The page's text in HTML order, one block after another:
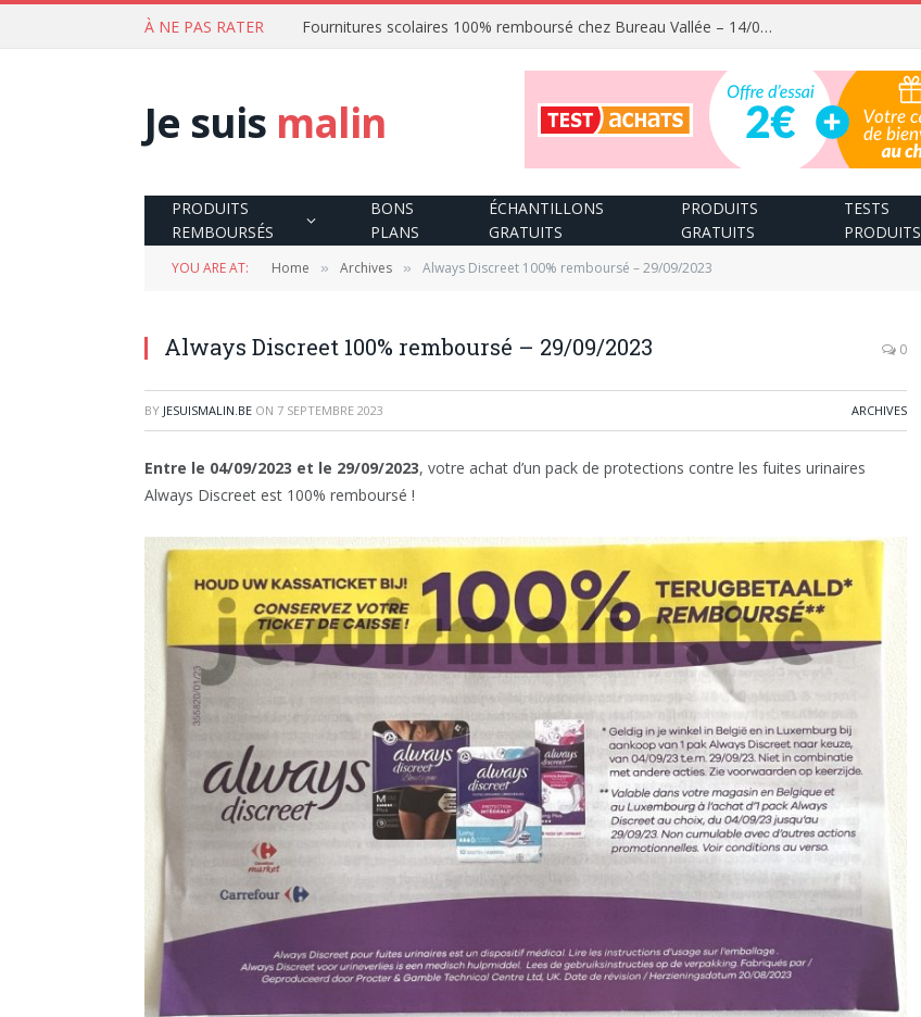
À NE PAS RATER Fournitures scolaires 100% remboursé chez Bureau Vallée – 14/08/2026
Je suis malin
PRODUITS
REMBOURSÉS
BONS
PLANS
ÉCHANTILLONS
GRATUITS
PRODUITS
GRATUITS
TESTS
PRODUITS
YOU ARE AT: Home » Archives » Always Discreet 100% remboursé – 29/09/2023
Always Discreet 100% remboursé – 29/09/2023 0
BY JESUISMALIN.BE ON 7 SEPTEMBRE 2023 ARCHIVES
Entre le 04/09/2023 et le 29/09/2023, votre achat d’un pack de protections contre les fuites urinaires
Always Discreet est 100% remboursé !